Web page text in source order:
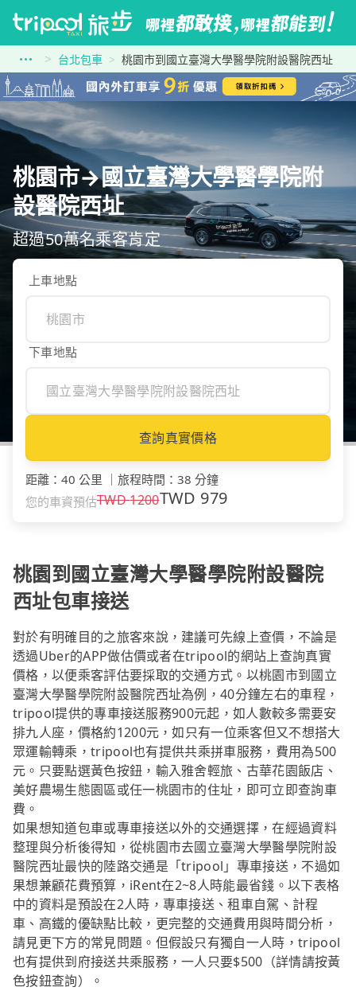
台北包車 桃園市到國立臺灣大學醫學院附設醫院西址
桃園市→國立臺灣大學醫學院附
設醫院西址
超過50萬名乘客肯定
上車地點
下車地點
查詢真實價格
距離 ： 40 公里 旅程時間 ： 38 分鐘
您的車資預估TWD1200TWD 979
桃園到國立臺灣大學醫學院附設醫院
西址包車接送
對於有明確目的之旅客來說，建議可先線上查價，不論是
透過Uber的APP做估價或者在tripool的網站上查詢真實
價格，以便乘客評估要採取的交通方式。以桃園市到國立
臺灣大學醫學院附設醫院西址為例，40分鐘左右的車程，
tripool提供的專車接送服務900元起，如人數較多需要安
排九人座，價格約1200元，如只有一位乘客但又不想搭大
眾運輸轉乘，tripool也有提供共乘拼車服務，費用為500
元。只要點選黃色按鈕，輸入雅舍輕旅、古華花園飯店、
美好農場生態園區或任一桃園市的住址，即可立即查詢車
費。
如果想知道包車或專車接送以外的交通選擇，在經過資料
整理與分析後得知，從桃園市去國立臺灣大學醫學院附設
醫院西址最快的陸路交通是「tripool」專車接送，不過如
果想兼顧花費預算，iRent在2~8人時能最省錢。以下表格
中的資料是預設在2人時，專車接送、租車自駕、計程
車、高鐵的優缺點比較，更完整的交通費用與時間分析，
請見更下方的常見問題。但假設只有獨自一人時，tripool
也有提供到府接送共乘服務，一人只要$500（詳情請按黃
色按鈕查詢）。